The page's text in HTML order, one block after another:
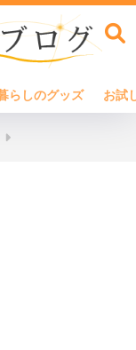
らしのグッズ お試